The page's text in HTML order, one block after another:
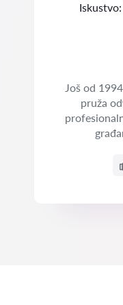
Iskustvo:
Još od
pruža